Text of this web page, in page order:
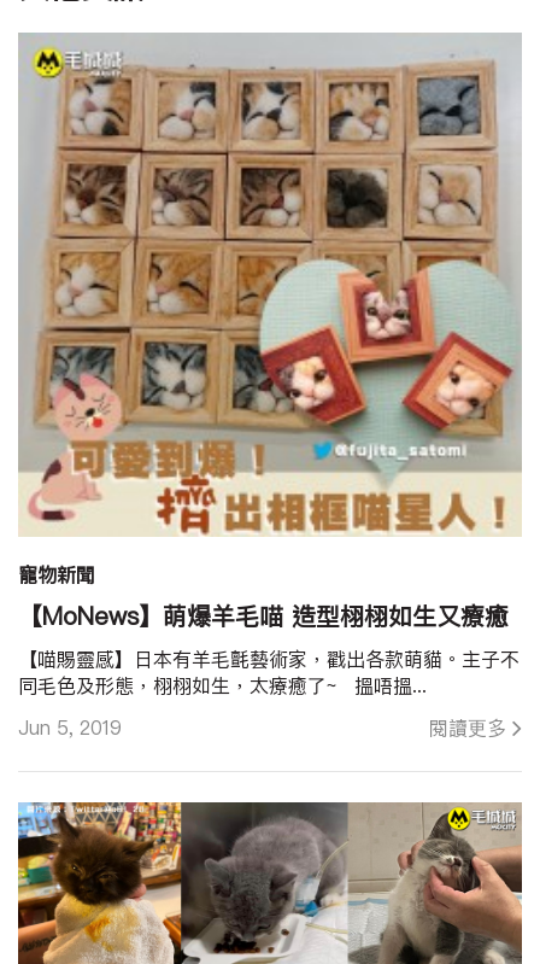
寵物新聞
【MoNews】萌爆羊毛喵 造型栩栩如生又療癒
Jun 5, 2019 閱讀更多
【喵賜靈感】日本有羊毛氈藝術家，戳出各款萌貓。主子不
同毛色及形態，栩栩如生，太療癒了~ 搵唔搵...